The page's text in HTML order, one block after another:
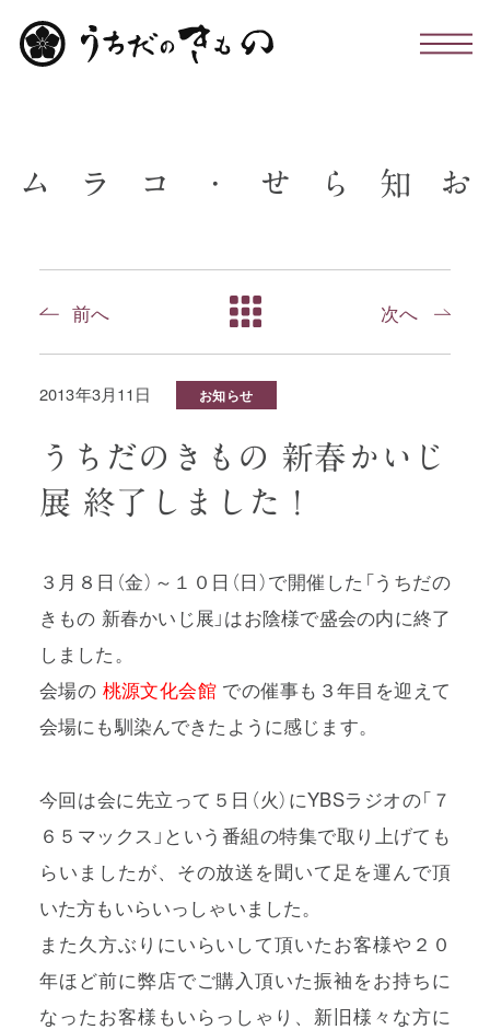
店舗のこと
プライバシーポリシー
特定商取引法に基づく表記
利用規約
お
知
ら
せ
・
コ
ラ
ム
前へ 次へ
2013年3月11日 お知らせ
うちだのきもの 新春かいじ
展 終了しました！
３月８日（金）～１０日（日）で開催した「うちだの
きもの 新春かいじ展」はお陰様で盛会の内に終了
しました。
会場の 桃源文化会館 での催事も３年目を迎えて
会場にも馴染んできたように感じます。
今回は会に先立って５日（火）にYBSラジオの「７
６５マックス」という番組の特集で取り上げても
らいましたが、その放送を聞いて足を運んで頂
いた方もいらいっしゃいました。
また久方ぶりにいらいして頂いたお客様や２０
年ほど前に弊店でご購入頂いた振袖をお持ちに
なったお客様もいらっしゃり、新旧様々な方に